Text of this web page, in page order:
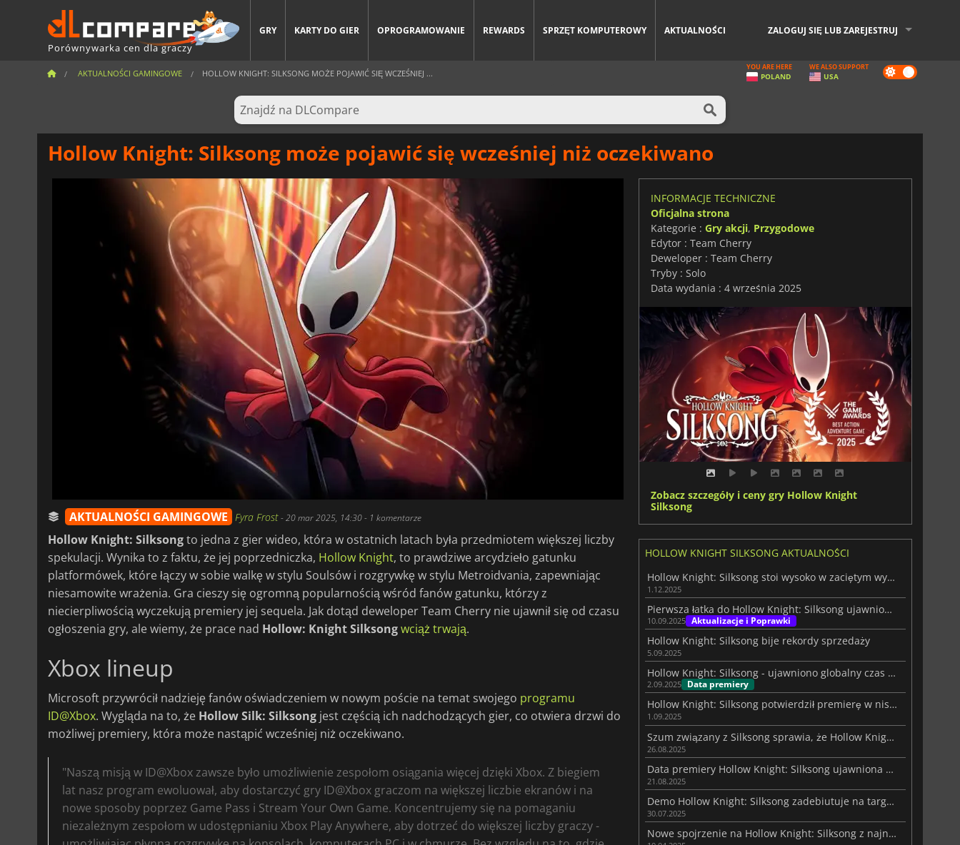
Porównywarka cen dla graczy
GRY KARTY DO GIER OPROGRAMOWANIE REWARDS SPRZĘT KOMPUTEROWY AKTUALNOŚCI ZALOGUJ SIĘ LUB ZAREJESTRUJ
AKTUALNOŚCI GAMINGOWE HOLLOW KNIGHT: SILKSONG MOŻE POJAWIĆ SIĘ WCZEŚNIEJ ... Dark
mode
YOU ARE HERE
POLAND
WE ALSO SUPPORT
USA
Hollow Knight: Silksong może pojawić się wcześniej niż oczekiwano
AKTUALNOŚCI GAMINGOWE Fyra Frost-20 mar 2025, 14:30- 1 komentarze
Hollow Knight: Silksongto jedna z gier wideo, która w ostatnich latach była przedmiotem większej liczby
spekulacji. Wynika to z faktu, że jej poprzedniczka, Hollow Knight, to prawdziwe arcydzieło gatunku
platformówek, które łączy w sobie walkę w stylu Soulsów i rozgrywkę w stylu Metroidvania, zapewniając
niesamowite wrażenia. Gra cieszy się ogromną popularnością wśród fanów gatunku, którzy z
niecierpliwością wyczekują premiery jej sequela. Jak dotąd deweloper Team Cherry nie ujawnił się od czasu
ogłoszenia gry, ale wiemy, że prace nad Hollow: Knight Silksongwciąż trwają.
Xbox lineup
Microsoft przywrócił nadzieję fanów oświadczeniem w nowym poście na temat swojego programu
ID@Xbox. Wygląda na to, że Hollow Silk: Silksong jest częścią ich nadchodzących gier, co otwiera drzwi do
możliwej premiery, która może nastąpić wcześniej niż oczekiwano.
"Naszą misją w ID@Xbox zawsze było umożliwienie zespołom osiągania więcej dzięki Xbox. Z biegiem
lat nasz program ewoluował, aby dostarczyć gry ID@Xbox graczom na większej liczbie ekranów i na
nowe sposoby poprzez Game Pass i Stream Your Own Game. Koncentrujemy się na pomaganiu
niezależnym zespołom w udostępnianiu Xbox Play Anywhere, aby dotrzeć do większej liczby graczy -
INFORMACJE TECHNICZNE
Oficjalna strona
Kategorie : Gry akcji, Przygodowe
Edytor : Team Cherry
Deweloper : Team Cherry
Tryby : Solo
Data wydania : 4 września 2025
Zobacz szczegóły i ceny gry Hollow Knight
Silksong
HOLLOW KNIGHT SILKSONG AKTUALNOŚCI
Hollow Knight: Silksong stoi wysoko w zaciętym wyścigu TGA
1.12.2025
Pierwsza łatka do Hollow Knight: Silksong ujawniona przez Team Cherry
10.09.2025 Aktualizacje i Poprawki
Hollow Knight: Silksong bije rekordy sprzedaży
5.09.2025
Hollow Knight: Silksong - ujawniono globalny czas premiery
2.09.2025 Data premiery
Hollow Knight: Silksong potwierdził premierę w niskiej cenie
1.09.2025
Szum związany z Silksong sprawia, że Hollow Knight bije rekord popularności
26.08.2025
Data premiery Hollow Knight: Silksong ujawniona w nowym zwiastunie
21.08.2025
Demo Hollow Knight: Silksong zadebiutuje na targach Gamescom 2025
30.07.2025
Nowe spojrzenie na Hollow Knight: Silksong z najnowszymi zrzutami ekranu